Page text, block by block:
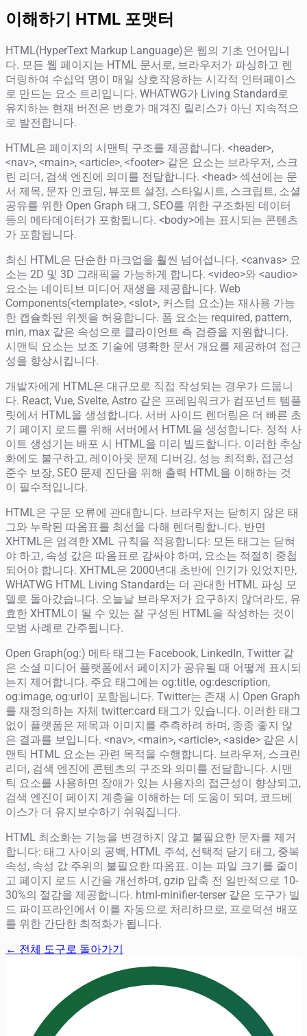
이해하기 HTML 포맷터
HTML(HyperText Markup Language)은 웹의 기초 언어입니
다. 모든 웹 페이지는 HTML 문서로, 브라우저가 파싱하고 렌
더링하여 수십억 명이 매일 상호작용하는 시각적 인터페이스
로 만드는 요소 트리입니다. WHATWG가 Living Standard로
유지하는 현재 버전은 번호가 매겨진 릴리스가 아닌 지속적으
로 발전합니다.
HTML은 페이지의 시맨틱 구조를 제공합니다. <header>,
<nav>, <main>, <article>, <footer> 같은 요소는 브라우저, 스크
린 리더, 검색 엔진에 의미를 전달합니다. <head> 섹션에는 문
서 제목, 문자 인코딩, 뷰포트 설정, 스타일시트, 스크립트, 소셜
공유를 위한 Open Graph 태그, SEO를 위한 구조화된 데이터
등의 메타데이터가 포함됩니다. <body>에는 표시되는 콘텐츠
가 포함됩니다.
최신 HTML은 단순한 마크업을 훨씬 넘어섭니다. <canvas> 요
소는 2D 및 3D 그래픽을 가능하게 합니다. <video>와 <audio>
요소는 네이티브 미디어 재생을 제공합니다. Web
Components(<template>, <slot>, 커스텀 요소)는 재사용 가능
한 캡슐화된 위젯을 허용합니다. 폼 요소는 required, pattern,
min, max 같은 속성으로 클라이언트 측 검증을 지원합니다.
시맨틱 요소는 보조 기술에 명확한 문서 개요를 제공하여 접근
성을 향상시킵니다.
개발자에게 HTML은 대규모로 직접 작성되는 경우가 드뭅니
다. React, Vue, Svelte, Astro 같은 프레임워크가 컴포넌트 템플
릿에서 HTML을 생성합니다. 서버 사이드 렌더링은 더 빠른 초
기 페이지 로드를 위해 서버에서 HTML을 생성합니다. 정적 사
이트 생성기는 배포 시 HTML을 미리 빌드합니다. 이러한 추상
화에도 불구하고, 레이아웃 문제 디버깅, 성능 최적화, 접근성
준수 보장, SEO 문제 진단을 위해 출력 HTML을 이해하는 것
이 필수적입니다.
HTML은 구문 오류에 관대합니다. 브라우저는 닫히지 않은 태
그와 누락된 따옴표를 최선을 다해 렌더링합니다. 반면
XHTML은 엄격한 XML 규칙을 적용합니다: 모든 태그는 닫혀
야 하고, 속성 값은 따옴표로 감싸야 하며, 요소는 적절히 중첩
되어야 합니다. XHTML은 2000년대 초반에 인기가 있었지만,
WHATWG HTML Living Standard는 더 관대한 HTML 파싱 모
델로 돌아갔습니다. 오늘날 브라우저가 요구하지 않더라도, 유
효한 XHTML이 될 수 있는 잘 구성된 HTML을 작성하는 것이
모범 사례로 간주됩니다.
Open Graph(og:) 메타 태그는 Facebook, LinkedIn, Twitter 같
은 소셜 미디어 플랫폼에서 페이지가 공유될 때 어떻게 표시되
는지 제어합니다. 주요 태그에는 og:title, og:description,
og:image, og:url이 포함됩니다. Twitter는 존재 시 Open Graph
를 재정의하는 자체 twitter:card 태그가 있습니다. 이러한 태그
없이 플랫폼은 제목과 이미지를 추측하려 하며, 종종 좋지 않
은 결과를 보입니다. <nav>, <main>, <article>, <aside> 같은 시
맨틱 HTML 요소는 관련 목적을 수행합니다. 브라우저, 스크린
리더, 검색 엔진에 콘텐츠의 구조와 의미를 전달합니다. 시맨
틱 요소를 사용하면 장애가 있는 사용자의 접근성이 향상되고,
검색 엔진이 페이지 계층을 이해하는 데 도움이 되며, 코드베
이스가 더 유지보수하기 쉬워집니다.
HTML 최소화는 기능을 변경하지 않고 불필요한 문자를 제거
합니다: 태그 사이의 공백, HTML 주석, 선택적 닫기 태그, 중복
속성, 속성 값 주위의 불필요한 따옴표. 이는 파일 크기를 줄이
고 페이지 로드 시간을 개선하며, gzip 압축 전 일반적으로 10-
30%의 절감을 제공합니다. html-minifier-terser 같은 도구가 빌
드 파이프라인에서 이를 자동으로 처리하므로, 프로덕션 배포
를 위한 간단한 최적화가 됩니다.
← 전체 도구로 돌아가기